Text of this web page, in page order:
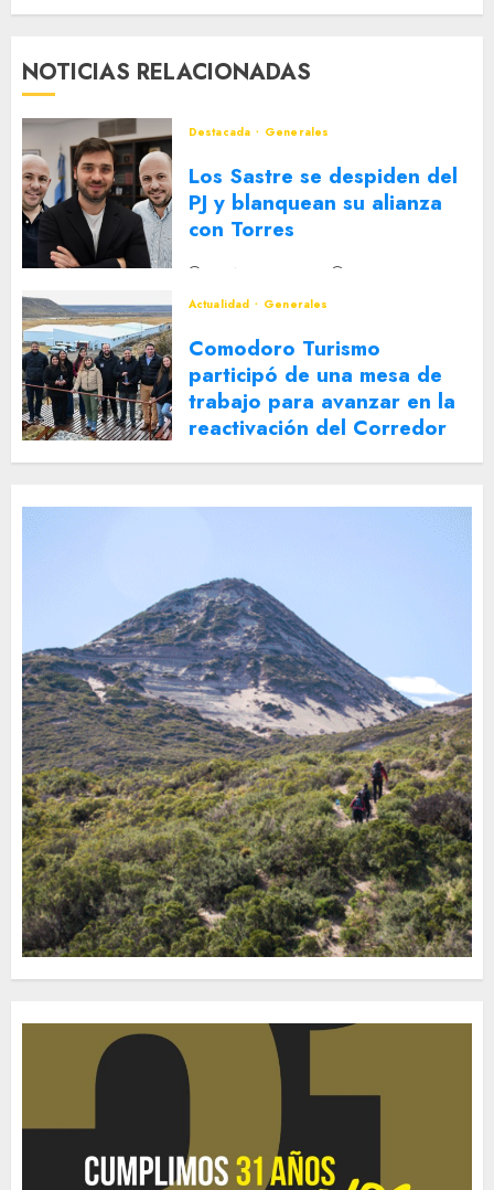
NOTICIAS RELACIONADAS
Destacada Generales
Los Sastre se despiden del
PJ y blanquean su alianza
con Torres
2 DE AGOSTO DE 2026
Actualidad
Generales
Comodoro Turismo
participó de una mesa de
trabajo para avanzar en la
reactivación del Corredor
Turístico Integrado